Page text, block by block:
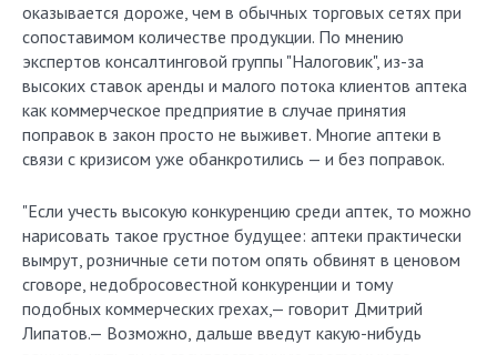
оказывается дороже, чем в обычных торговых сетях при
сопоставимом количестве продукции. По мнению
экспертов консалтинговой группы "Налоговик", из-за
высоких ставок аренды и малого потока клиентов аптека
как коммерческое предприятие в случае принятия
поправок в закон просто не выживет. Многие аптеки в
связи с кризисом уже обанкротились — и без поправок.
"Если учесть высокую конкуренцию среди аптек, то можно
нарисовать такое грустное будущее: аптеки практически
вымрут, розничные сети потом опять обвинят в ценовом
сговоре, недобросовестной конкуренции и тому
подобных коммерческих грехах,— говорит Дмитрий
Липатов.— Возможно, дальше введут какую-нибудь